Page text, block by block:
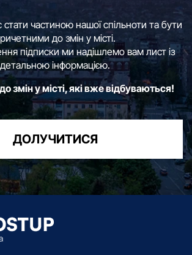
частиною нашої спільноти та бути
до змін у місті.
підписки ми надішлемо вам лист із
детальною інформацією.
змін у місті, які вже відбуваються!
ДОЛУЧИТИСЯ